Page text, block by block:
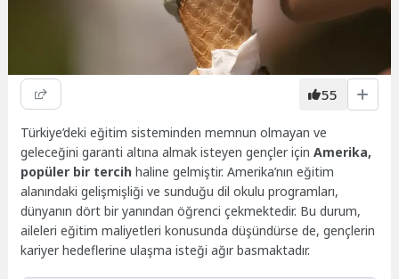
55
Türkiye’deki eğitim sisteminden memnun olmayan ve
geleceğini garanti altına almak isteyen gençler içinAmerika,
popüler bir tercih haline gelmiştir. Amerika’nın eğitim
alanındaki gelişmişliği ve sunduğu dil okulu programları,
dünyanın dört bir yanından öğrenci çekmektedir. Bu durum,
aileleri eğitim maliyetleri konusunda düşündürse de, gençlerin
kariyer hedeflerine ulaşma isteği ağır basmaktadır.